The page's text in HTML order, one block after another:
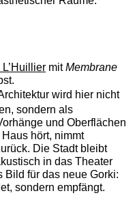
mit ­Membrane
wird hier nicht
sondern als
und Oberflächen
hört, nimmt
Die Stadt bleibt
in das Theater
Bild für das neue Gorki:
sondern empfängt.